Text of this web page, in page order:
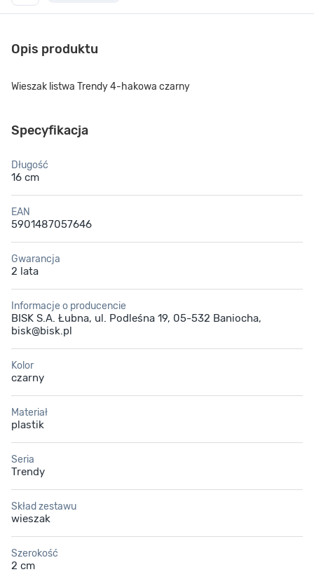
Opis produktu
Wieszak listwa Trendy 4-hakowa czarny
Specyfikacja
Długość
16 cm
EAN
5901487057646
Gwarancja
2 lata
Informacje o producencie
BISK S.A. Łubna, ul. Podleśna 19, 05-532 Baniocha,
bisk@bisk.pl
Kolor
czarny
Materiał
plastik
Seria
Trendy
Skład zestawu
wieszak
Szerokość
2 cm